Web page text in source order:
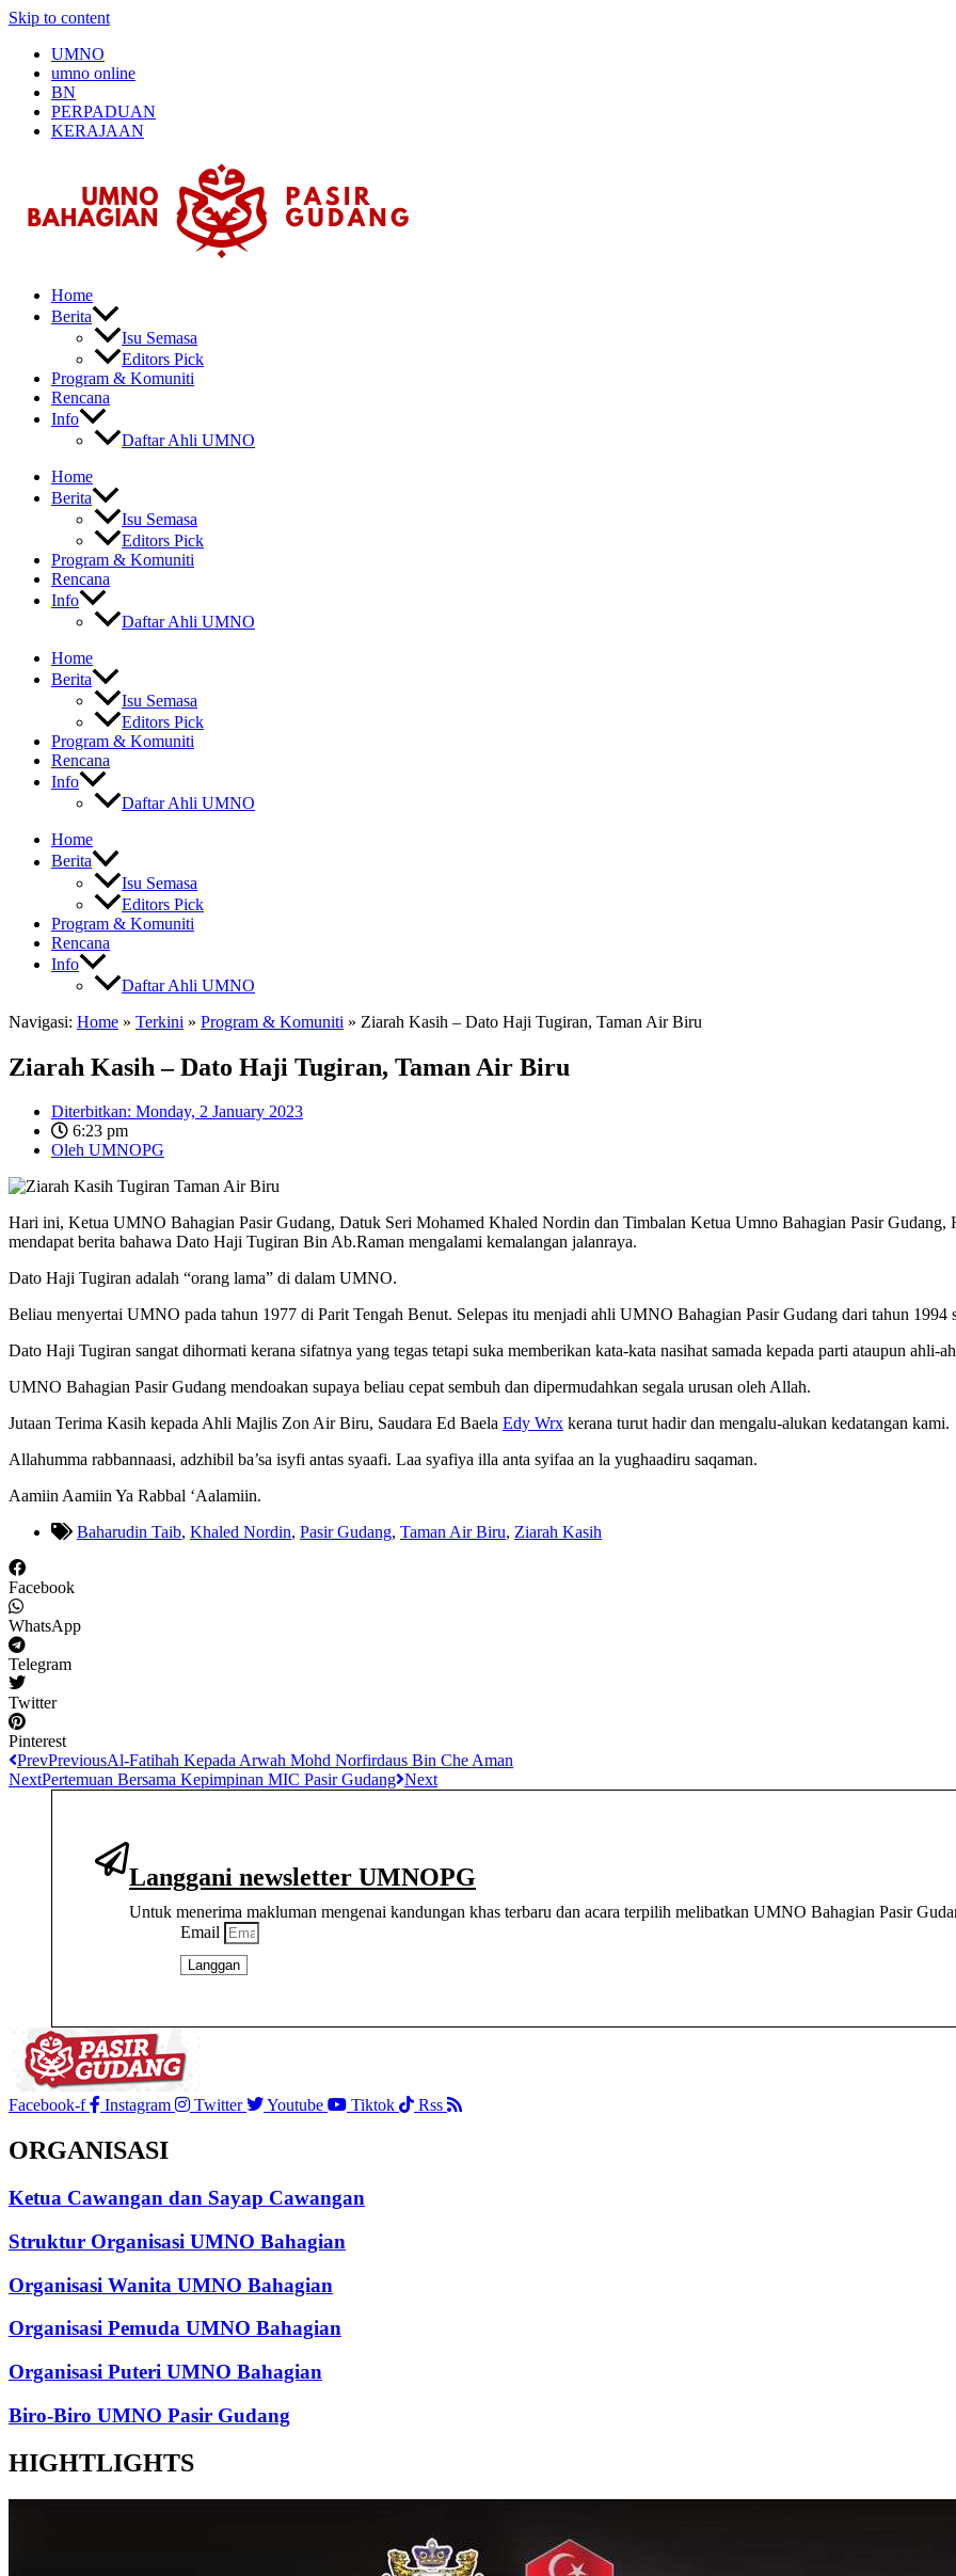
Skip to content
UMNO
umno online
BN
PERPADUAN
KERAJAAN
Home
Berita
Isu Semasa
Editors Pick
Program & Komuniti
Rencana
Info
Daftar Ahli UMNO
Home
Berita
Isu Semasa
Editors Pick
Program & Komuniti
Rencana
Info
Daftar Ahli UMNO
Home
Berita
Isu Semasa
Editors Pick
Program & Komuniti
Rencana
Info
Daftar Ahli UMNO
Home
Berita
Isu Semasa
Editors Pick
Program & Komuniti
Rencana
Info
Daftar Ahli UMNO
Navigasi: Home » Terkini » Program & Komuniti » Ziarah Kasih – Dato Haji Tugiran, Taman Air Biru
Ziarah Kasih – Dato Haji Tugiran, Taman Air Biru
Diterbitkan: Monday, 2 January 2023
6:23 pm
Oleh UMNOPG
Hari ini, Ketua UMNO Bahagian Pasir Gudang, Datuk Seri Mohamed Khaled Nordin dan Timbalan Ketua Umno Bahagian Pasir
mendapat berita bahawa Dato Haji Tugiran Bin Ab.Raman mengalami kemalangan jalanraya.
Dato Haji Tugiran adalah “orang lama” di dalam UMNO.
Beliau menyertai UMNO pada tahun 1977 di Parit Tengah Benut. Selepas itu menjadi ahli UMNO Bahagian Pasir Gudang dari tahun 1994
Dato Haji Tugiran sangat dihormati kerana sifatnya yang tegas tetapi suka memberikan kata-kata nasihat samada kepada parti ataupun ahli-
UMNO Bahagian Pasir Gudang mendoakan supaya beliau cepat sembuh dan dipermudahkan segala urusan oleh Allah.
Jutaan Terima Kasih kepada Ahli Majlis Zon Air Biru, Saudara Ed Baela Edy Wrx kerana turut hadir dan mengalu-alukan kedatangan kami.
Allahumma rabbannaasi, adzhibil ba’sa isyfi antas syaafi. Laa syafiya illa anta syifaa an la yughaadiru saqaman.
Aamiin Aamiin Ya Rabbal ‘Aalamiin.
Baharudin Taib, Khaled Nordin, Pasir Gudang, Taman Air Biru, Ziarah Kasih
Facebook
WhatsApp
Telegram
Twitter
Pinterest
PrevPreviousAl-Fatihah Kepada Arwah Mohd Norfirdaus Bin Che Aman
NextPertemuan Bersama Kepimpinan MIC Pasir Gudang Next
Langgani newsletter UMNOPG
Untuk menerima makluman mengenai kandungan khas terbaru dan acara terpilih melibatkan UMNO Bahagian Pasir
Email
Langgan
Facebook-f Instagram Twitter Youtube Tiktok Rss
ORGANISASI
Ketua Cawangan dan Sayap Cawangan
Struktur Organisasi UMNO Bahagian
Organisasi Wanita UMNO Bahagian
Organisasi Pemuda UMNO Bahagian
Organisasi Puteri UMNO Bahagian
Biro-Biro UMNO Pasir Gudang
HIGHTLIGHTS